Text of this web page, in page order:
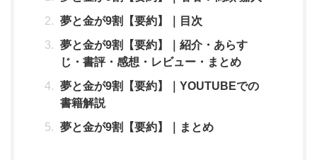
夢と金が9割【要約】｜目次
夢と金が9割【要約】｜紹介・あらす
じ・書評・感想・レビュー・まとめ
夢と金が9割【要約】｜YOUTUBEでの
書籍解説
夢と金が9割【要約】｜まとめ